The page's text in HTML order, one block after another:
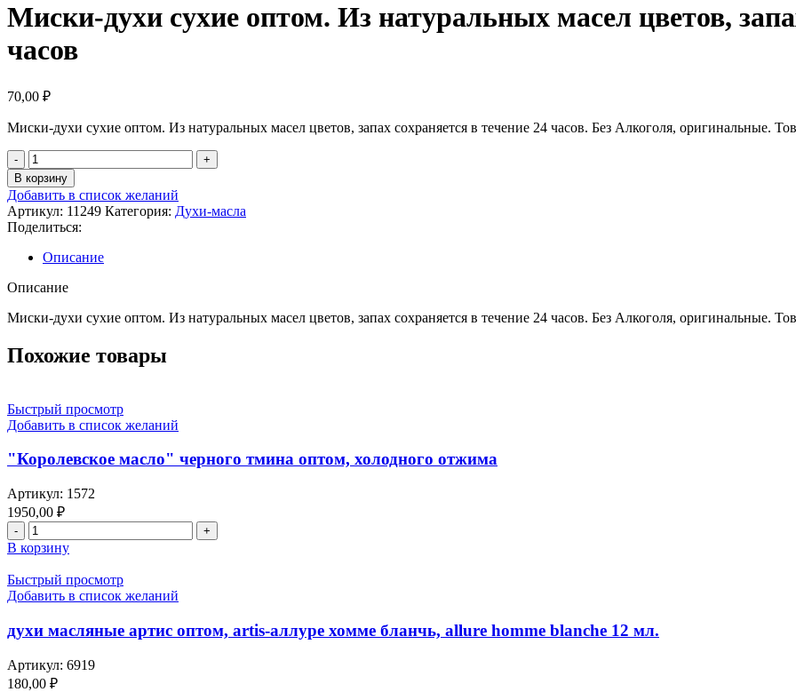
Миски-духи сухие оптом. Из натуральных масел цветов,
часов
70,00 ₽
Миски-духи сухие оптом. Из натуральных масел цветов, запах сохраняется в течение 24 часов. Без Алкоголя, оригинальные.
В корзину
Добавить в список желаний
Артикул: 11249 Категория: Духи-масла
Поделиться:
Описание
Описание
Миски-духи сухие оптом. Из натуральных масел цветов, запах сохраняется в течение 24 часов. Без Алкоголя, оригинальные.
Похожие товары
Быстрый просмотр
Добавить в список желаний
"Королевское масло" черного тмина оптом, холодного отжима
Артикул: 1572
1950,00 ₽
В корзину
Быстрый просмотр
Добавить в список желаний
духи масляные артис оптом, artis-аллуре хомме бланчь, allure homme blanche 12 мл.
Артикул: 6919
180,00 ₽